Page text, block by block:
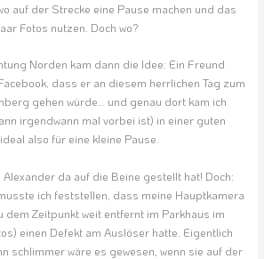
auf der Strecke eine Pause machen und das
Fotos nutzen. Doch wo?
Norden kam dann die Idee: Ein Freund
dass er an diesem herrlichen Tag zum
gehen würde… und genau dort kam ich
irgendwann mal vorbei ist) in einer guten
also für eine kleine Pause.
da auf die Beine gestellt hat! Doch:
ich feststellen, dass meine Hauptkamera
dem Zeitpunkt weit entfernt im Parkhaus im
einen Defekt am Auslöser hatte. Eigentlich
schlimmer wäre es gewesen, wenn sie auf der